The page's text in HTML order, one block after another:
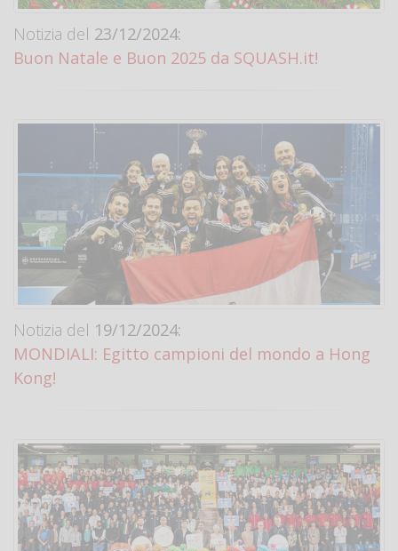
Notizia del 23/12/2024:
Buon Natale e Buon 2025 da SQUASH.it!
Notizia del 19/12/2024:
MONDIALI: Egitto campioni del mondo a Hong
Kong!